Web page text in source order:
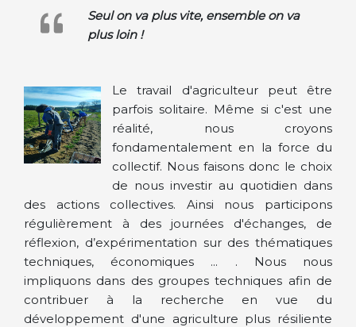
Seul on va plus vite, ensemble on va
plus loin !
Le travail d'agriculteur peut être
parfois solitaire. Même si c'est une
réalité, nous croyons
fondamentalement en la force du
collectif. Nous faisons donc le choix
de nous investir au quotidien dans
des actions collectives. Ainsi nous participons
régulièrement à des journées d'échanges, de
réflexion, d’expérimentation sur des thématiques
techniques, économiques ... . Nous nous
impliquons dans des groupes techniques afin de
contribuer à la recherche en vue du
développement d'une agriculture plus résiliente